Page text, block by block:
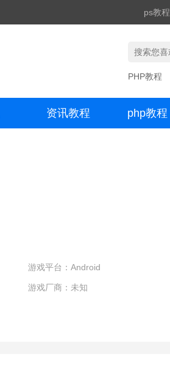
ps教程
PHP教程
资讯教程 php教程
游戏平台：Android
游戏厂商：未知